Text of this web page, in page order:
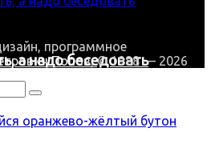
а надо беседовать
программное
Попов, © 1988 — 2026